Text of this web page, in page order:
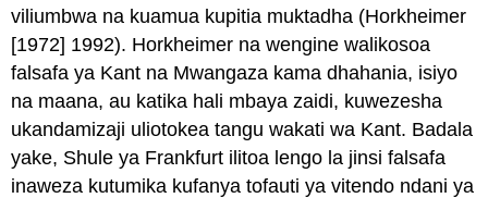
viliumbwa na kuamua kupitia muktadha (Horkheimer
[1972] 1992). Horkheimer na wengine walikosoa
falsafa ya Kant na Mwangaza kama dhahania, isiyo
na maana, au katika hali mbaya zaidi, kuwezesha
ukandamizaji uliotokea tangu wakati wa Kant. Badala
yake, Shule ya Frankfurt ilitoa lengo la jinsi falsafa
inaweza kutumika kufanya tofauti ya vitendo ndani ya